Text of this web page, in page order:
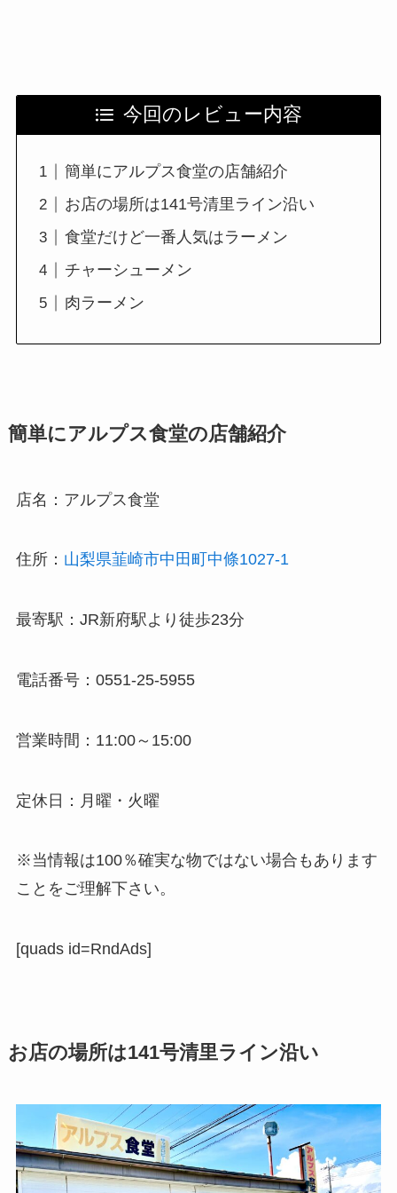
今回のレビュー内容
簡単にアルプス食堂の店舗紹介
お店の場所は141号清里ライン沿い
食堂だけど一番人気はラーメン
チャーシューメン
肉ラーメン
簡単にアルプス食堂の店舗紹介
店名：アルプス食堂
住所： 山梨県韮崎市中田町中條1027-1
最寄駅：JR新府駅より徒歩23分
電話番号：0551-25-5955
営業時間：11:00～15:00
定休日：月曜・火曜
※当情報は100％確実な物ではない場合もあります
ことをご理解下さい。
[quads id=RndAds]
お店の場所は141号清里ライン沿い